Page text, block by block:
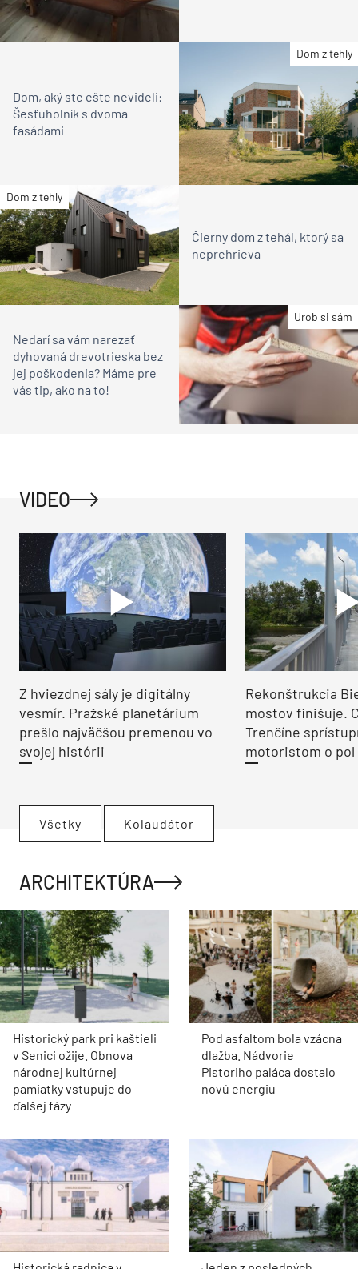
Dom z tehly
Dom, aký ste ešte nevideli:
Šesťuholník s dvoma
fasádami
Dom z tehly
Čierny dom z tehál, ktorý sa
neprehrieva
Urob si sám
Nedarí sa vám narezať
dyhovaná drevotrieska bez
jej poškodenia? Máme pre
vás tip, ako na to!
VIDEO
Z hviezdnej sály je digitálny
vesmír. Pražské planetárium
prešlo najväčšou premenou vo
svojej histórii
Rekonštrukcia
mostov finišuje.
Trenčíne
motoristom o pol
Všetky Kolaudátor
ARCHITEKTÚRA
Historický park pri kaštieli
v Senici ožije. Obnova
národnej kultúrnej
pamiatky vstupuje do
ďalšej fázy
Pod asfaltom bola vzácna
dlažba. Nádvorie
Pistoriho paláca dostalo
novú energiu